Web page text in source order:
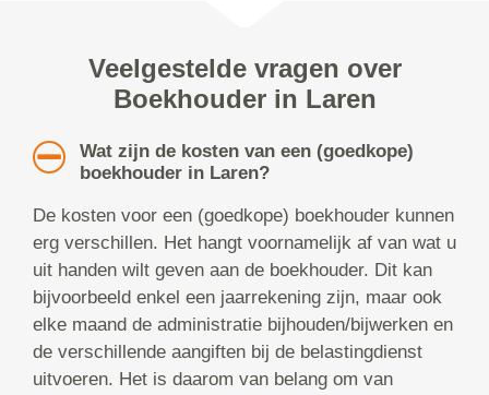
Veelgestelde vragen over
Boekhouder in Laren
Wat zijn de kosten van een (goedkope)
boekhouder in Laren?
De kosten voor een (goedkope) boekhouder kunnen
erg verschillen. Het hangt voornamelijk af van wat u
uit handen wilt geven aan de boekhouder. Dit kan
bijvoorbeeld enkel een jaarrekening zijn, maar ook
elke maand de administratie bijhouden/bijwerken en
de verschillende aangiften bij de belastingdienst
uitvoeren. Het is daarom van belang om van